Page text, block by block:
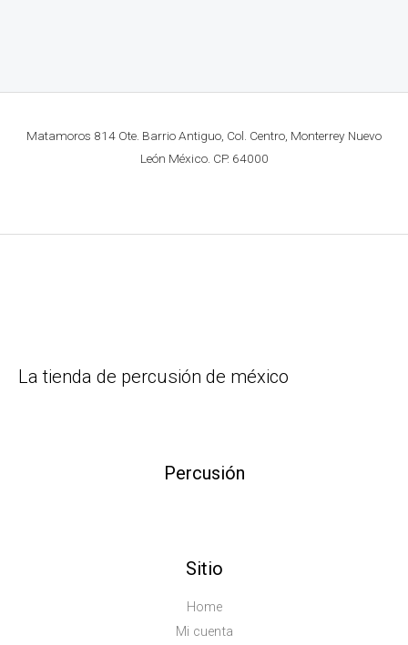
Matamoros 814 Ote. Barrio Antiguo, Col. Centro, Monterrey Nuevo
León México. CP. 64000
La tienda de percusión de méxico
Percusión
Sitio
Home
Mi cuenta